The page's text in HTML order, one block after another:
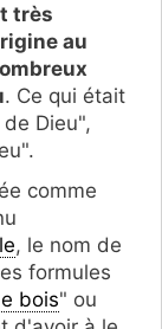
très
au
. Ce qui était
Dieu",
comme
, le nom de
formules
bois" ou